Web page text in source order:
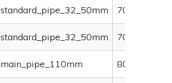
standard_pipe_32_50mm 70000
standard_pipe_32_50mm 70000
main_pipe_110mm 80000